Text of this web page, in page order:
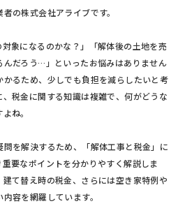
の株式会社アライブです。
対象になるのかな？」「解体後の土地を売
んだろう…」といったお悩みはありません
るため、少しでも負担を減らしたいと考
税金に関する知識は複雑で、何がどうな
ね。
を解決するため、「解体工事と税金」に
要なポイントを分かりやすく解説しま
て替え時の税金、さらには空き家特例や
容を網羅しています。